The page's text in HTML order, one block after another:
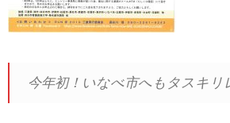
今年初！いなべ市へもタスキリ